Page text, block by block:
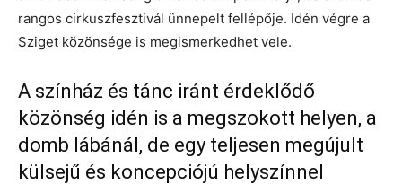
rangos cirkuszfesztivál ünnepelt fellépője. Idén végre a
Sziget közönsége is megismerkedhet vele.
A színház és tánc iránt érdeklődő
közönség idén is a megszokott helyen, a
domb lábánál, de egy teljesen megújult
külsejű és koncepciójú helyszínnel